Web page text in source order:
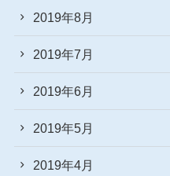
2019年8月
2019年7月
2019年6月
2019年5月
2019年4月